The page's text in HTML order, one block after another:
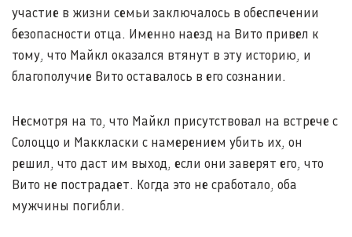
участие в жизни семьи заключалось в обеспечении
безопасности отца. Именно наезд на Вито привел к
тому, что Майкл оказался втянут в эту историю, и
благополучие Вито оставалось в его сознании.
Несмотря на то, что Майкл присутствовал на встрече с
Солоццо и Маккласки с намерением убить их, он
решил, что даст им выход, если они заверят его, что
Вито не пострадает. Когда это не сработало, оба
мужчины погибли.